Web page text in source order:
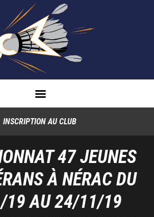
INSCRIPTION AU CLUB
47 JEUNES
À NÉRAC DU
AU 24/11/19